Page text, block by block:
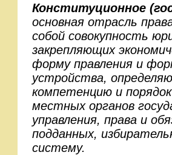
Конституционное
основная отрасль
собой совокупность
закрепляющих
форму правления и
устройства,
компетенцию и
местных органов
управления, права и
подданных,
систему.